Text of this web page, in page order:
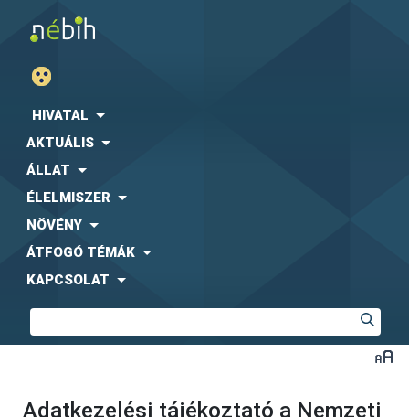
HIVATAL
AKTUÁLIS
ÁLLAT
ÉLELMISZER
NÖVÉNY
ÁTFOGÓ TÉMÁK
KAPCSOLAT
Adatkezelési tájékoztató a Nemzeti